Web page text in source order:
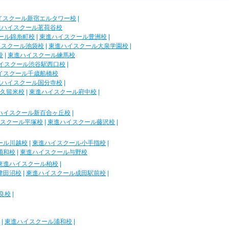
スクール新宿エルタワー校
イスクール茗荷谷校
ル錦糸町校 東進ハイスクール豊洲校
クール池袋校 東進ハイスクール大泉学園校
東進ハイスクール練馬校
スクール渋谷駅西口校
スクール千歳船橋校
イスクール国分寺校
留米校 東進ハイスクール府中校
イスクール新百合ヶ丘校
クール平塚校 東進ハイスクール藤沢校
ル川越校 東進ハイスクール小手指校
和校
東進ハイスクール与野校
進ハイスクール柏校
田沼校 東進ハイスクール成田駅前校
校
東進ハイスクール浦和校